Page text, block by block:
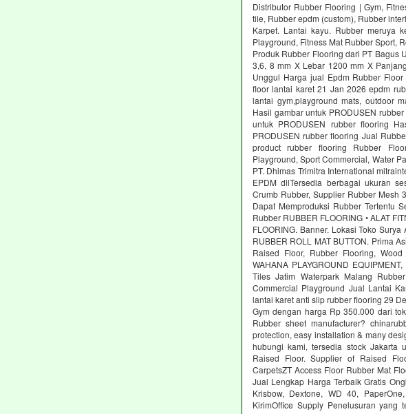
Distributor Rubber Flooring | Gym,
tile, Rubber epdm (custom), Rubber
Karpet. Lantai kayu. Rubber meruya
Playground, Fitness Mat Rubber Sport,
Produk Rubber Flooring dari PT Bagus
3,6, 8 mm X Lebar 1200 mm X
Unggul Harga jual Epdm Rubber
floor lantai karet 21 Jan 2026 epdm
lantai gym,playground mats, outdoor
Hasil gambar untuk PRODUSEN
untuk PRODUSEN rubber flooring
PRODUSEN rubber flooring Jual
product rubber flooring Rubber
Playground, Sport Commercial, Water
PT. Dhimas Trimitra International
EPDM dllTersedia berbagai ukuran
Crumb Rubber, Supplier Rubber Mesh
Dapat Memproduksi Rubber Tertentu
Rubber RUBBER FLOORING • ALAT
FLOORING. Banner. Lokasi Toko
RUBBER ROLL MAT BUTTON. Prima
Raised Floor, Rubber Flooring,
WAHANA PLAYGROUND
Tiles Jatim Waterpark Malang
Commercial Playground Jual Lantai
lantai karet anti slip rubber flooring 29
Gym dengan harga Rp 350.000 dari
Rubber sheet manufacturer?
protection, easy installation & many
hubungi kami, tersedia stock Jakarta
Raised Floor. Supplier of Raised
CarpetsZT Access Floor Rubber Mat
Jual Lengkap Harga Terbaik Gratis
Krisbow, Dextone, WD 40,
KirimOffice Supply Penelusuran yang